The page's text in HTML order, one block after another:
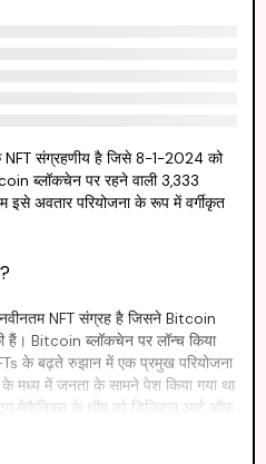
NFT संग्रहणीय है जिसे 8-1-2024 को
ब्लॉकचेन पर रहने वाली 3,333
इसे अवतार परियोजना के रूप में वर्गीकृत
NFT संग्रह है जिसने Bitcoin
हैं। Bitcoin ब्लॉकचेन पर लॉन्च किया
के बढ़ते रुझान में एक प्रमुख परियोजना
में जनता के सामने पेश किया गया था
मेकैनिक्स के थीम को डिजिटल आर्ट ऑफ